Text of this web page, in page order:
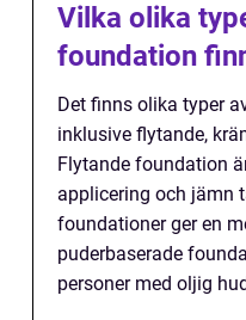
Vilka olika
foundation
Det finns olika typer
inklusive flytande,
Flytande foundation
applicering och jämn
foundationer ger en
puderbaserade
personer med oljig